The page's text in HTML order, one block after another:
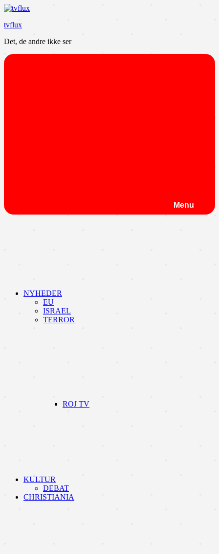
Videre
indhold
tvflux
Det, de andre ikke ser
Menu
NYHEDER
EU
ISRAEL
TERROR
ROJ TV
KULTUR
DEBAT
CHRISTIANIA